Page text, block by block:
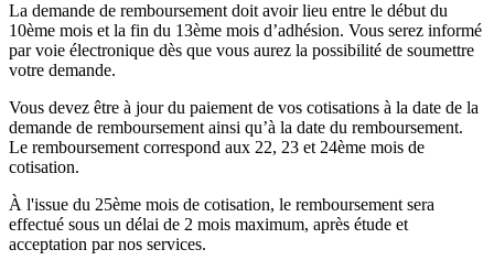
La demande de remboursement doit avoir lieu entre le début du
10ème mois et la fin du 13ème mois d’adhésion. Vous serez informé
par voie électronique dès que vous aurez la possibilité de soumettre
votre demande.
Vous devez être à jour du paiement de vos cotisations à la date de la
demande de remboursement ainsi qu’à la date du remboursement.
Le remboursement correspond aux 22, 23 et 24ème mois de
cotisation.
À l'issue du 25ème mois de cotisation, le remboursement sera
effectué sous un délai de 2 mois maximum, après étude et
acceptation par nos services.